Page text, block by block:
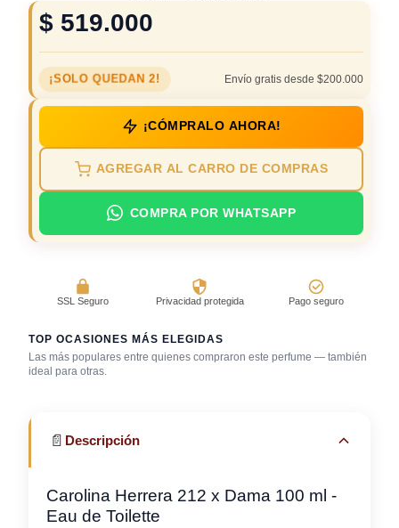
$ 519.000
¡SOLO QUEDAN 2! Envío gratis desde $200.000
¡CÓMPRALO AHORA!
AGREGAR AL CARRO DE COMPRAS
COMPRA POR WHATSAPP
SSL Seguro Privacidad protegida Pago seguro
TOP OCASIONES MÁS ELEGIDAS
Las más populares entre quienes compraron este perfume — también
ideal para otras.
Fragancia de firma
📄 Descripción
Carolina Herrera 212 x Dama 100 ml -
Eau de Toilette